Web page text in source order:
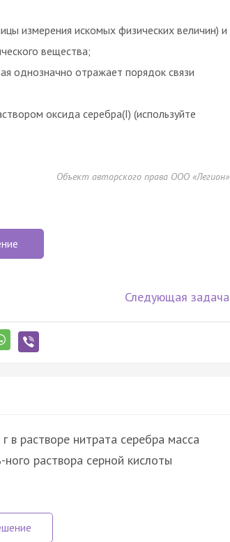
измерения искомых физических величин) и
вещества;
однозначно отражает порядок связи
оксида серебра(I) (используйте
Объект авторского права ООО «Легион»
Следующая задача
растворе нитрата серебра масса
раствора серной кислоты